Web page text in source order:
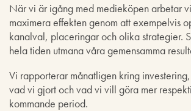
När vi är igång med medieköpen arbetar
maximera effekten genom att exempelvis
kanalval, placeringar och olika strategier.
hela tiden utmana våra gemensamma
Vi rapporterar månatligen kring
vad vi gjort och vad vi vill göra mer
kommande period.